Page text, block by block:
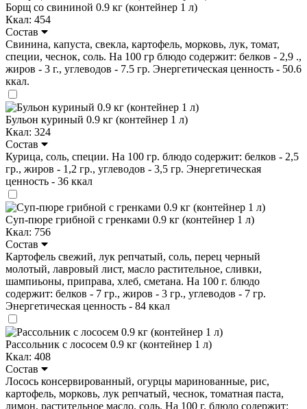
Борщ со свининой 0.9 кг (контейнер 1 л)
Ккал: 454
Состав
Свинина, капуста, свекла, картофель, морковь, лук, томат,
специи, чеснок, соль. На 100 гр блюдо содержит: белков - 2,9 .,
жиров - 3 г., углеводов - 7.5 гр. Энергетическая ценность - 50.6
ккал.
Бульон куриный 0.9 кг (контейнер 1 л)
Ккал: 324
Состав
Курица, соль, специи. На 100 гр. блюдо содержит: белков - 2,5
гр., жиров - 1,2 гр., углеводов - 3,5 гр. Энергетическая
ценность - 36 ккал
Суп-пюре грибной с гренками 0.9 кг (контейнер 1 л)
Ккал: 756
Состав
Картофель свежий, лук репчатый, соль, перец черный
молотый, лавровый лист, масло растительное, сливки,
шампиьоны, приправа, хлеб, сметана. На 100 г. блюдо
содержит: белков - 7 гр., жиров - 3 гр., углеводов - 7 гр.
Энергетическая ценность - 84 ккал
Рассольник с лососем 0.9 кг (контейнер 1 л)
Ккал: 408
Состав
Лосось консервированный, огурцы маринованные, рис,
картофель, морковь, лук репчатый, чеснок, томатная паста,
лимон, растительное масло. соль. На 100 г. блюдо содержит: